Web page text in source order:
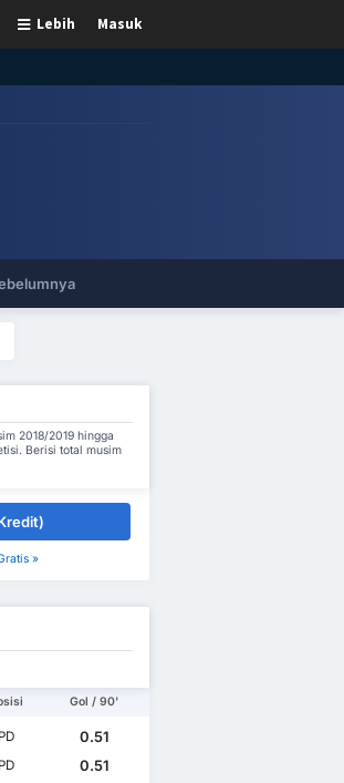
Masuk
Lebih
2018/2019 hingga
Berisi total musim
»
Gol / 90'
PD
0.51
PD
0.51